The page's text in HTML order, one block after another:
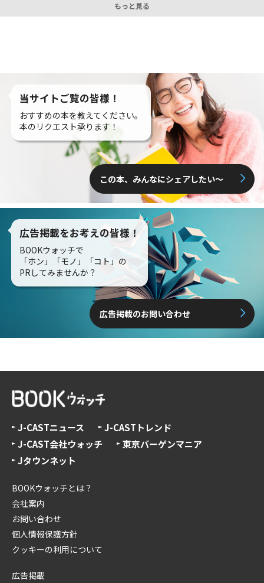
もっと見る
当サイトご覧の皆様！
おすすめの本を教えてください。
本のリクエスト承ります！
この本、みんなにシェアしたい〜
広告掲載をお考えの皆様！
BOOKウォッチで
「ホン」「モノ」「コト」の
PRしてみませんか？
広告掲載のお問い合わせ
J-CASTニュース
J-CASTトレンド
J-CAST会社ウォッチ
東京バーゲンマニア
Jタウンネット
BOOKウォッチとは？
会社案内
お問い合わせ
個人情報保護方針
クッキーの利用について
広告掲載